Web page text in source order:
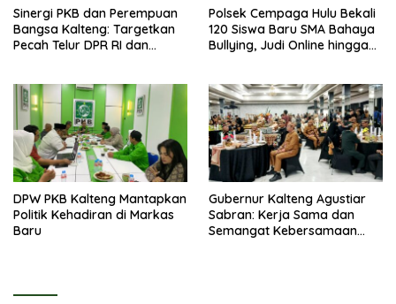
Sinergi PKB dan Perempuan
Bangsa Kalteng: Targetkan
Pecah Telur DPR RI dan
Polsek Cempaga Hulu Bekali
120 Siswa Baru SMA Bahaya
Bullying, Judi Online hingga
DPW PKB Kalteng Mantapkan
Politik Kehadiran di Markas
Baru
Gubernur Kalteng Agustiar
Sabran: Kerja Sama dan
Semangat Kebersamaan